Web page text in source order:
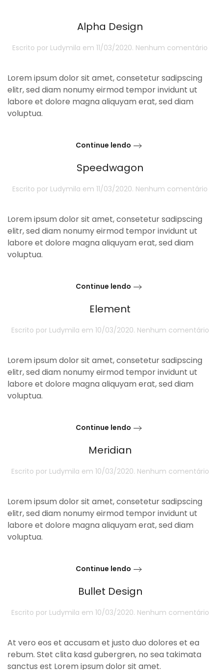
Alpha Design
Escrito por Ludymila em 11/03/2020. Nenhum comentário
Lorem ipsum dolor sit amet, consetetur sadipscing
elitr, sed diam nonumy eirmod tempor invidunt ut
labore et dolore magna aliquyam erat, sed diam
voluptua.
Continue lendo
Speedwagon
Escrito por Ludymila em 11/03/2020. Nenhum comentário
Lorem ipsum dolor sit amet, consetetur sadipscing
elitr, sed diam nonumy eirmod tempor invidunt ut
labore et dolore magna aliquyam erat, sed diam
voluptua.
Continue lendo
Element
Escrito por Ludymila em 10/03/2020. Nenhum comentárioem
Lorem ipsum dolor sit amet, consetetur sadipscing
elitr, sed diam nonumy eirmod tempor invidunt ut
labore et dolore magna aliquyam erat, sed diam
voluptua.
Continue lendo
Meridian
Escrito por Ludymila em 10/03/2020. Nenhum comentárioem
Lorem ipsum dolor sit amet, consetetur sadipscing
elitr, sed diam nonumy eirmod tempor invidunt ut
labore et dolore magna aliquyam erat, sed diam
voluptua.
Continue lendo
Bullet Design
Escrito por Ludymila em 10/03/2020. Nenhum comentárioem
At vero eos et accusam et justo duo dolores et ea
rebum. Stet clita kasd gubergren, no sea takimata
sanctus est Lorem ipsum dolor sit amet.